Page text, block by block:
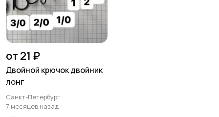
от 21 ₽
Двойной крючок двойник
лонг
Санкт-Петербург
7 месяцев назад